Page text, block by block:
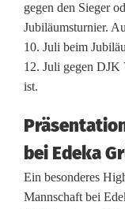
e
T
r
i
n
i
gegen den Sieger
Jubiläumsturnier.
10. Juli beim
12. Juli gegen
ist.
bei Edeka
Ein besonderes
Mannschaft bei